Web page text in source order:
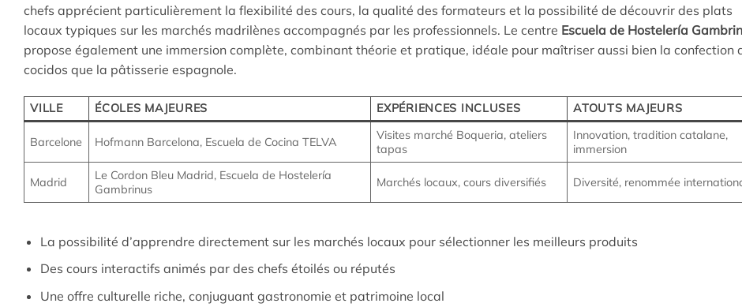
chefs apprécient particulièrement la flexibilité des cours, la qualité des formateurs et la possibilité de découvrir des plats
locaux typiques sur les marchés madrilènes accompagnés par les professionnels. Le centre Escuela de Hostelería
propose également une immersion complète, combinant théorie et pratique, idéale pour maîtriser aussi bien la confection
cocidos que la pâtisserie espagnole.
VILLE ÉCOLES MAJEURES EXPÉRIENCES INCLUSES ATOUTS MAJEURS
Barcelone Hofmann Barcelona, Escuela de Cocina TELVA
Visites marché Boqueria, ateliers
tapas
Innovation, tradition catalane,
immersion
Madrid
Le Cordon Bleu Madrid, Escuela de Hostelería
Gambrinus
Marchés locaux, cours diversifiés Diversité, renommée
La possibilité d’apprendre directement sur les marchés locaux pour sélectionner les meilleurs produits
Des cours interactifs animés par des chefs étoilés ou réputés
Une offre culturelle riche, conjuguant gastronomie et patrimoine local